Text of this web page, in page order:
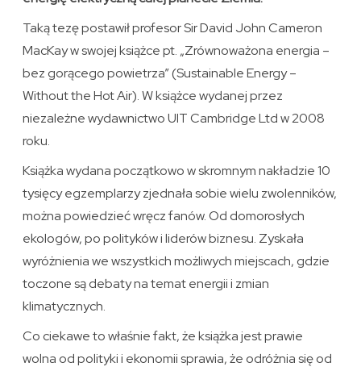
Taką tezę postawił profesor Sir David John Cameron
MacKay w swojej książce pt. „Zrównoważona energia –
bez gorącego powietrza” (Sustainable Energy –
Without the Hot Air). W książce wydanej przez
niezależne wydawnictwo UIT Cambridge Ltd w 2008
roku.
Książka wydana początkowo w skromnym nakładzie 10
tysięcy egzemplarzy zjednała sobie wielu zwolenników,
można powiedzieć wręcz fanów. Od domorosłych
ekologów, po polityków i liderów biznesu. Zyskała
wyróżnienia we wszystkich możliwych miejscach, gdzie
toczone są debaty na temat energii i zmian
klimatycznych.
Co ciekawe to właśnie fakt, że książka jest prawie
wolna od polityki i ekonomii sprawia, że odróżnia się od